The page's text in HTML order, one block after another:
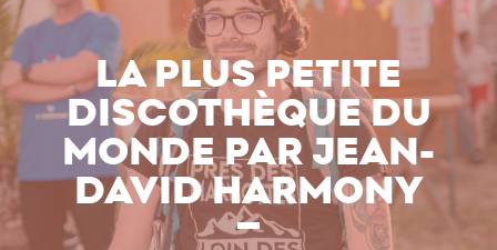
LA PLUS PETITE
DISCOTHÈQUE DU
MONDE PAR JEAN-
DAVID HARMONY